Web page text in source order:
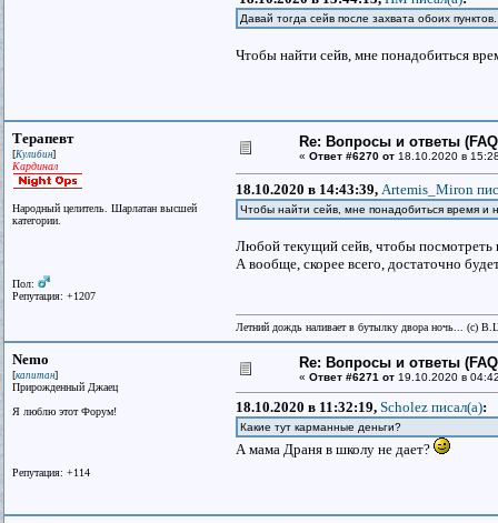
Давай тогда сейв после захвата обоих пунктов.
Чтобы найти сейв, мне понадобиться
Терапевт
[Кулибин]
Кардинал
Народный целитель. Шарлатан высшей
категории.
Пол:
Репутация: +1207
Re: Вопросы и ответы
« Ответ #6270 от 18.10.2020 в
18.10.2020 в 14:43:39, Artemis_Miron
Чтобы найти сейв, мне понадобиться время и
Любой текущий сейв, чтобы посмотреть
А вообще, скорее всего, достаточно
Летний дождь наливает в бутылку двора ночь... (с)
Nemo
[капитан]
Прирожденный Джаец
Я люблю этот Форум!
Репутация: +114
Re: Вопросы и ответы
« Ответ #6271 от 19.10.2020 в
18.10.2020 в 11:32:19, Scholez писал(a):
Какие тут карманные деньги?
А мама Драня в школу не дает?